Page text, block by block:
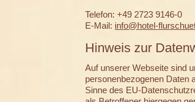
Telefon: +49 2723 9146-0
E-Mail: info@hotel-
Hinweis zur
Auf unserer Webseite sind
personenbezogenen Daten
Sinne des EU-